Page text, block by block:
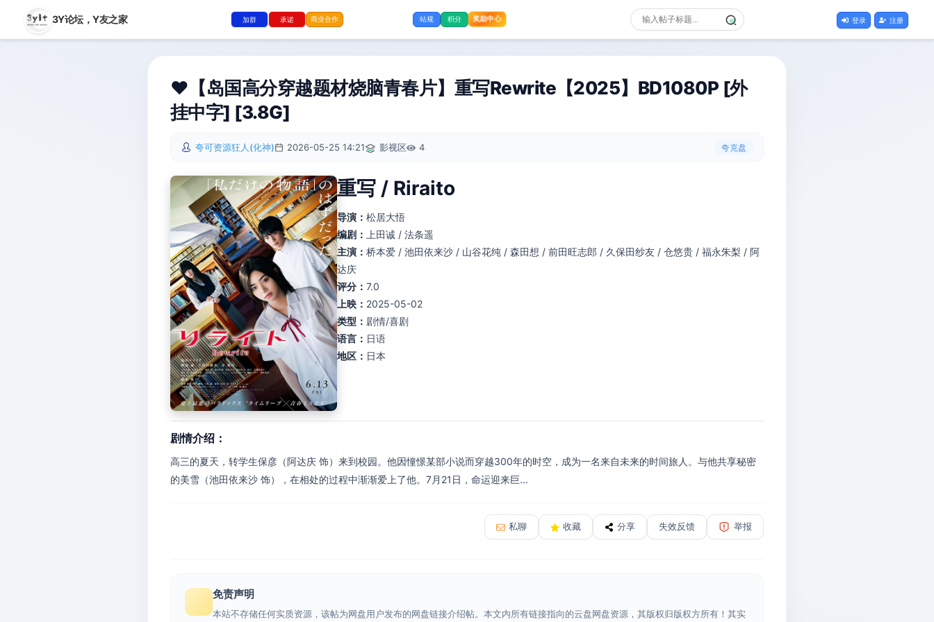
3Y论坛，Y友之家 加群 承诺 商业合作 站规 积分 奖励中心 登录 注册
❤️【岛国高分穿越题材烧脑青春片】重写Rewrite‎【2025】BD1080P [外
挂中字] [3.8G]
夸可资源狂人(化神) 2026-05-25 14:21 影视区 4 夸克盘
重写 / Riraito
导演： 松居大悟
编剧：
上田诚 / 法条遥
主演： 桥本爱 / 池田依来沙 / 山谷花纯 / 森田想 / 前田旺志郎 / 久保田纱友 / 仓悠贵 / 福永朱梨 / 阿
达庆
评分： 7.0
上映： 2025-05-02
类型： 剧情/喜剧
语言： 日语
地区： 日本
剧情介绍：
高三的夏天，转学生保彦（阿达庆 饰）来到校园。他因憧憬某部小说而穿越300年的时空，成为一名来自未来的时间旅人。与他共享秘密
的美雪（池田依来沙 饰），在相处的过程中渐渐爱上了他。7月21日，命运迎来巨...
私聊 收藏 分享 失效反馈 举报
免责声明
本站不存储任何实质资源，该帖为网盘用户发布的网盘链接介绍帖。本文内所有链接指向的云盘网盘资源，其版权归版权方所有！其实